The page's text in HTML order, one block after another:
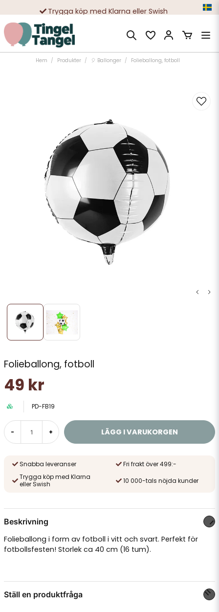
Trygga köp med Klarna eller Swish
10 000-tals nöjda kunder
Hem Produkter 🎈 Ballonger Folieballong, fotboll
Folieballong, fotboll
49 kr
PD-FB19
- + LÄGG I VARUKORGEN
Snabba leveranser
Fri frakt över 499:-
Trygga köp med Klarna
eller Swish
10 000-tals nöjda kunder
Beskrivning
Folieballong i form av fotboll i vitt och svart. Perfekt för
fotbollsfesten! Storlek ca 40 cm (16 tum).
Ställ en produktfråga